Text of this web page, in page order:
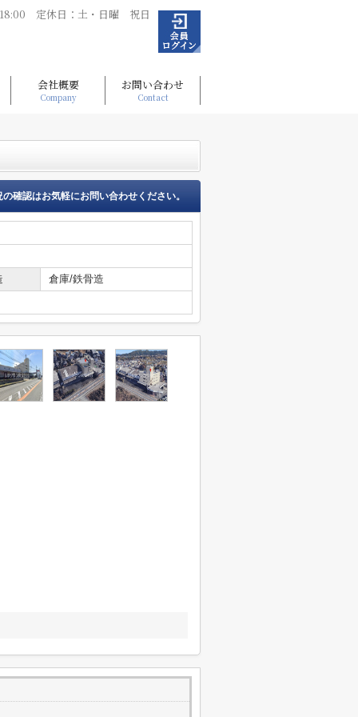
定休日：土・日曜 祝日
会社概要
Company
お問い合わせ
Contact
の確認はお気軽にお問い合わせください。
倉庫/鉄骨造